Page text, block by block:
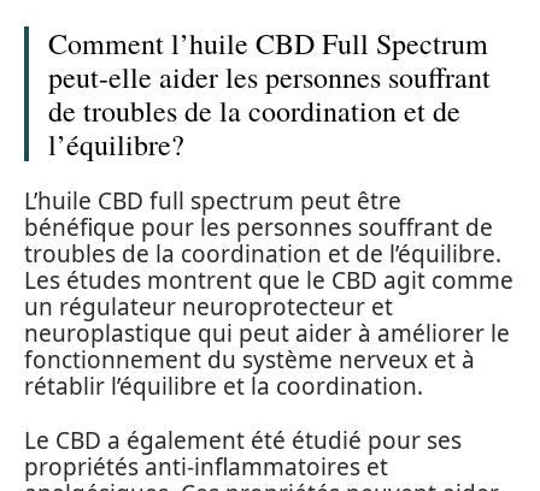
Comment l’huile CBD Full Spectrum
peut-elle aider les personnes souffrant
de troubles de la coordination et de
l’équilibre?
L’huile CBD full spectrum peut être
bénéfique pour les personnes souffrant de
troubles de la coordination et de l’équilibre.
Les études montrent que le CBD agit comme
un régulateur neuroprotecteur et
neuroplastique qui peut aider à améliorer le
fonctionnement du système nerveux et à
rétablir l’équilibre et la coordination.
Le CBD a également été étudié pour ses
propriétés anti-inflammatoires et